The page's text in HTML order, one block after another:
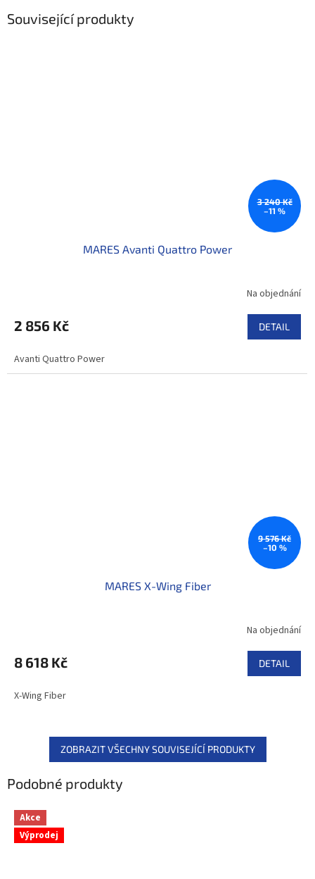
Související produkty
3 240 Kč
–11 %
MARES Avanti Quattro Power
Na objednání
2 856 Kč DETAIL
Avanti Quattro Power
9 576 Kč
–10 %
MARES X-Wing Fiber
Na objednání
8 618 Kč DETAIL
X-Wing Fiber
ZOBRAZIT VŠECHNY SOUVISEJÍCÍ PRODUKTY
Podobné produkty
Akce
Výprodej